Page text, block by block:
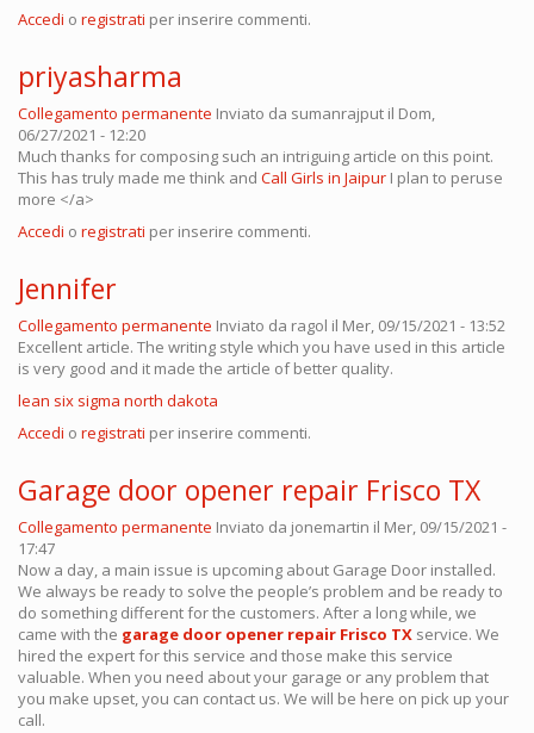
Accedi o registrati per inserire commenti.
priyasharma
Collegamento permanente Inviato da sumanrajput il Dom,
06/27/2021 - 12:20
Much thanks for composing such an intriguing article on this point.
This has truly made me think and Call Girls in Jaipur I plan to peruse
more </a>
Accedi o registrati per inserire commenti.
Jennifer
Collegamento permanente Inviato da ragol il Mer, 09/15/2021 - 13:52
Excellent article. The writing style which you have used in this article
is very good and it made the article of better quality.
lean six sigma north dakota
Accedi o registrati per inserire commenti.
Garage door opener repair Frisco TX
Collegamento permanente Inviato da jonemartin il Mer, 09/15/2021 -
17:47
Now a day, a main issue is upcoming about Garage Door installed.
We always be ready to solve the people’s problem and be ready to
do something different for the customers. After a long while, we
came with the garage door opener repair Frisco TX service. We
hired the expert for this service and those make this service
valuable. When you need about your garage or any problem that
you make upset, you can contact us. We will be here on pick up your
call.